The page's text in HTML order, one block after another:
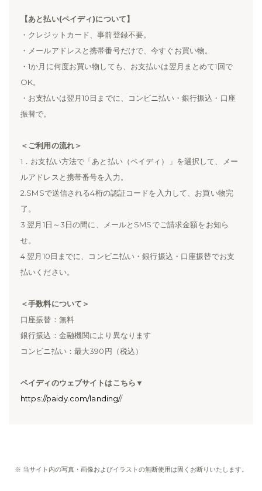
【あと払い(ペイディ)について】
・クレジットカード、事前登録不要。
・メールアドレスと携帯番号だけで、今すぐお買い物。
・1か月に何度お買い物しても、お支払いは翌月まとめて1回で
OK。
・お支払いは翌月10日までに、コンビニ払い・銀行振込・口座
振替で。
＜ご利用の流れ＞
1．お支払い方法で「あと払い（ペイディ）」を選択して、メー
ルアドレスと携帯番号を入力。
2.SMSで送信される4桁の認証コードを入力して、お買い物完
了。
3.翌月1日～3日の間に、メールとSMSでご請求金額をお知ら
せ。
4.翌月10日までに、コンビニ払い・銀行振込・口座振替でお支
払いください。
＜手数料について＞
口座振替：無料
銀行振込：金融機関により異なります
コンビニ払い：最大390円（税込）
ペイディのウェブサイトはこちら▼
https://paidy.com/landing//
※ 当サイト内の写真・画像およびイラストの無断使用は固くお断りいたします。